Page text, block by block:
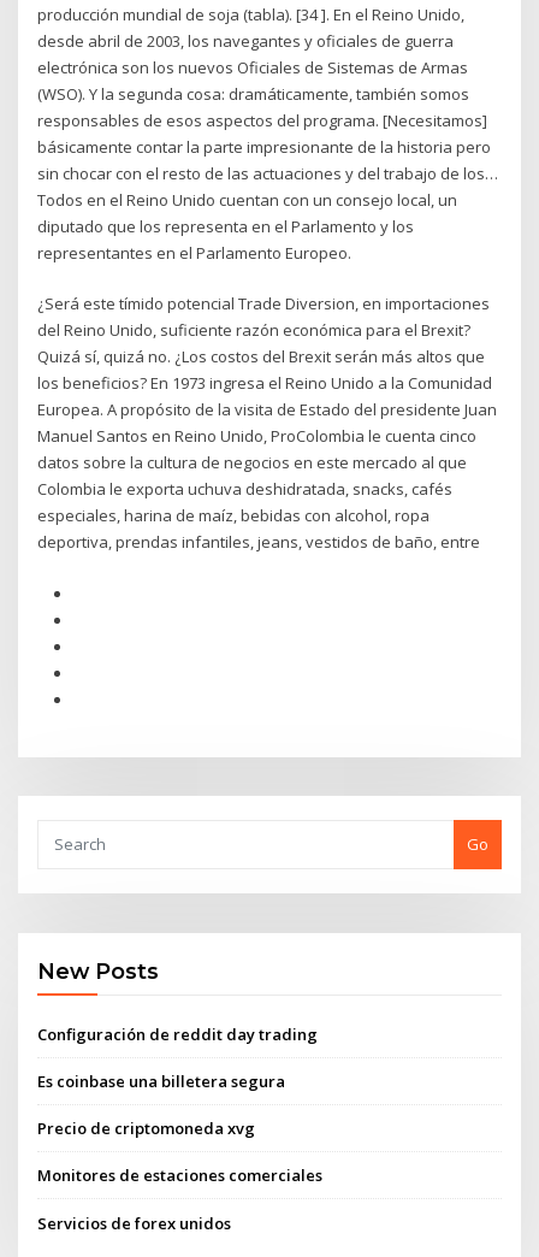
producción mundial de soja (tabla). [34 ]. En el Reino Unido,
desde abril de 2003, los navegantes y oficiales de guerra
electrónica son los nuevos Oficiales de Sistemas de Armas
(WSO). Y la segunda cosa: dramáticamente, también somos
responsables de esos aspectos del programa. [Necesitamos]
básicamente contar la parte impresionante de la historia pero
sin chocar con el resto de las actuaciones y del trabajo de los…
Todos en el Reino Unido cuentan con un consejo local, un
diputado que los representa en el Parlamento y los
representantes en el Parlamento Europeo.
¿Será este tímido potencial Trade Diversion, en importaciones
del Reino Unido, suficiente razón económica para el Brexit?
Quizá sí, quizá no. ¿Los costos del Brexit serán más altos que
los beneficios? En 1973 ingresa el Reino Unido a la Comunidad
Europea. A propósito de la visita de Estado del presidente Juan
Manuel Santos en Reino Unido, ProColombia le cuenta cinco
datos sobre la cultura de negocios en este mercado al que
Colombia le exporta uchuva deshidratada, snacks, cafés
especiales, harina de maíz, bebidas con alcohol, ropa
deportiva, prendas infantiles, jeans, vestidos de baño, entre
Go
New Posts
Configuración de reddit day trading
Es coinbase una billetera segura
Precio de criptomoneda xvg
Monitores de estaciones comerciales
Servicios de forex unidos